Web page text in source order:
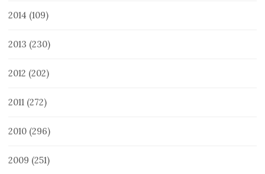
2014 (109)
2013 (230)
2012 (202)
2011 (272)
2010 (296)
2009 (251)